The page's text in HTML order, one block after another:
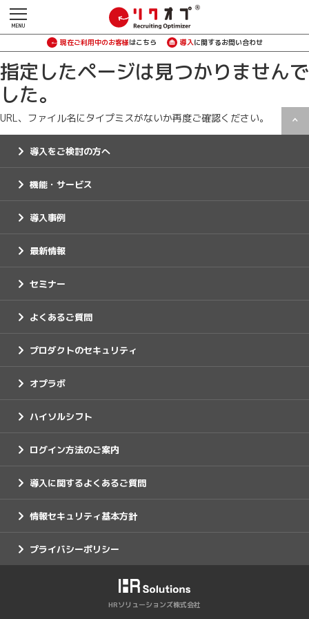
現在ご利用中のお客様はこちら 導入に関するお問い合わせ
指定したページは見つかりませんで
した。
URL、ファイル名にタイプミスがないか再度ご確認ください。
導入をご検討の方へ
機能・サービス
導入事例
最新情報
セミナー
よくあるご質問
プロダクトのセキュリティ
オプラボ
ハイソルシフト
ログイン方法のご案内
導入に関するよくあるご質問
情報セキュリティ基本方針
プライバシーポリシー
HRソリューションズ株式会社